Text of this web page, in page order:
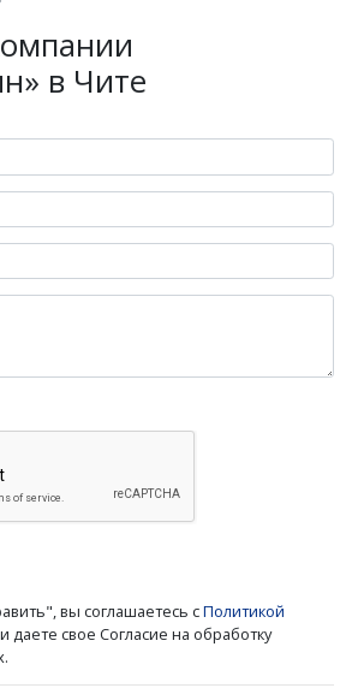
в Чите
вы соглашаетесь сПолитикой
и даете свое Согласие на обработку